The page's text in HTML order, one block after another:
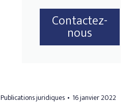
Contactez-
nous
Publications juridiques 16 janvier 2022